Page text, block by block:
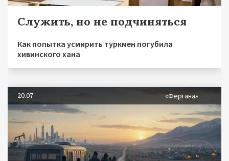
Служить, но не подчиняться
Как попытка усмирить туркмен погубила
хивинского хана
20.07 «Фергана»